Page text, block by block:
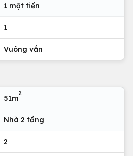
1 mặt tiền
1
Vuông vắn
51m
2
Nhà 2 tầng
2